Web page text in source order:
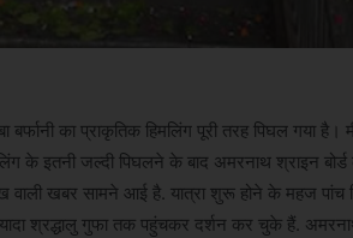
का प्राकृतिक हिमलिंग पूरी तरह पिघल गया
के इतनी जल्दी पिघलने के बाद अमरनाथ श्राइन बोर्ड
वाली खबर सामने आई है. यात्रा शुरू होने के महज पांच
श्रद्धालु गुफा तक पहुंचकर दर्शन कर चुके हैं.